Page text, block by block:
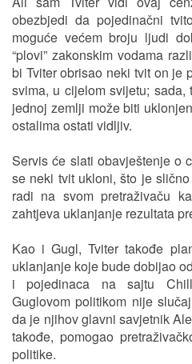
obezbjedi da pojedinačni
moguće većem broju ljudi
“plovi” zakonskim vodama
bi Tviter obrisao neki tvit on je
svima, u cijelom svijetu;
jednoj zemlji može biti
ostalima ostati vidljiv.
Servis će slati obavještenje o
se neki tvit ukloni, što je
radi na svom pretraživaču
zahtjeva uklanjanje rezultata
Kao i Gugl, Tviter takođe
uklanjanje koje bude dobijao
i pojedinaca na sajtu
Guglovom politikom nije
da je njihov glavni savjetnik
takođe, pomogao
politike.